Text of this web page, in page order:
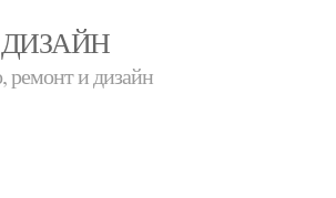
ремонт и дизайн